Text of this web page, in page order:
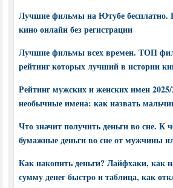
Лучшие фильмы на Ютубе бесплатно.
кино онлайн без регистрации
Лучшие фильмы всех времен. ТОП
рейтинг которых лучший в истории
Рейтинг мужских и женских имен
необычные имена: как назвать
Что значит получить деньги во сне. К
бумажные деньги во сне от мужчины
Как накопить деньги? Лайфхаки, как
сумму денег быстро и таблица, как